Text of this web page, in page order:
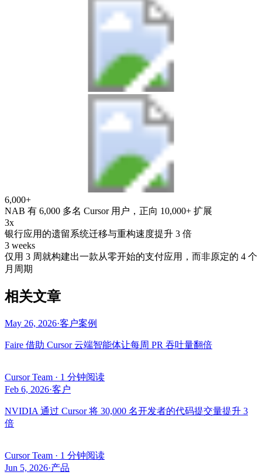
6,000+
NAB 有 6,000 多名 Cursor 用户，正向 10,000+ 扩展
3x
银行应用的遗留系统迁移与重构速度提升 3 倍
3 weeks
仅用 3 周就构建出一款从零开始的支付应用，而非原定的 4 个
月周期
相关文章
May 26, 2026·客户案例
Faire 借助 Cursor 云端智能体让每周 PR 吞吐量翻倍
Cursor Team · 1 分钟阅读
Feb 6, 2026·客户
NVIDIA 通过 Cursor 将 30,000 名开发者的代码提交量提升 3
倍
Cursor Team · 1 分钟阅读
Jun 5, 2026·产品